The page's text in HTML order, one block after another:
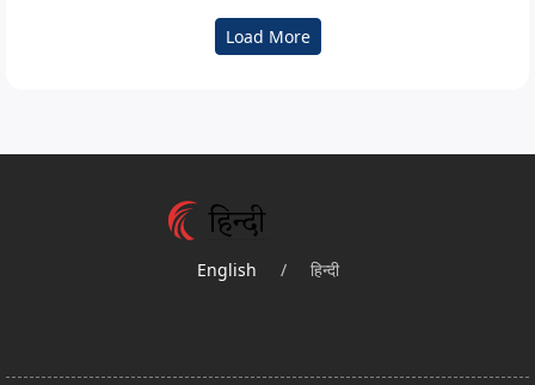
Load More
English / हिन्दी